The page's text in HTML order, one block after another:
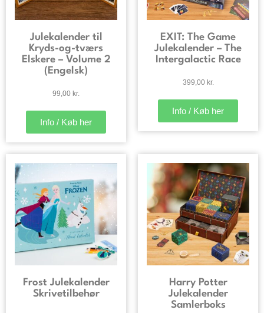
Julekalender til
Kryds-og-tværs
Elskere – Volume 2
(Engelsk)
99,00 kr.
Info / Køb her
EXIT: The Game
Julekalender – The
Intergalactic Race
399,00 kr.
Info / Køb her
Frost Julekalender
Skrivetilbehør
Harry Potter
Julekalender
Samlerboks